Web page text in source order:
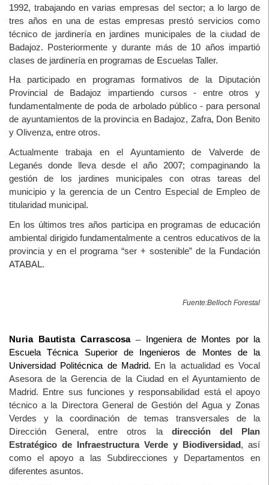
1992, trabajando en varias empresas del sector; a lo largo de
tres años en una de estas empresas prestó servicios como
técnico de jardinería en jardines municipales de la ciudad de
Badajoz. Posteriormente y durante más de 10 años impartió
clases de jardinería en programas de Escuelas Taller.
Ha participado en programas formativos de la Diputación
Provincial de Badajoz impartiendo cursos - entre otros y
fundamentalmente de poda de arbolado público - para personal
de ayuntamientos de la provincia en Badajoz, Zafra, Don Benito
y Olivenza, entre otros.
Actualmente trabaja en el Ayuntamiento de Valverde de
Leganés donde lleva desde el año 2007; compaginando la
gestión de los jardines municipales con otras tareas del
municipio y la gerencia de un Centro Especial de Empleo de
titularidad municipal.
En los últimos tres años participa en programas de educación
ambiental dirigido fundamentalmente a centros educativos de la
provincia y en el programa “ser + sostenible” de la Fundación
ATABAL.
Fuente:Belloch Forestal
Nuria Bautista Carrascosa–
Ingeniera de Montes por la
Escuela Técnica Superior de Ingenieros de Montes de la
Universidad Politécnica de Madrid. En la actualidad es Vocal
Asesora de la Gerencia de la Ciudad en el Ayuntamiento de
Madrid. Entre sus funciones y responsabilidad está el apoyo
técnico a la Directora General de Gestión del Agua y Zonas
Verdes y la coordinación de temas transversales de la
Dirección General, entre otros la dirección del Plan
Estratégico de Infraestructura Verde y Biodiversidad , así
como el apoyo a las Subdirecciones y Departamentos en
diferentes asuntos.